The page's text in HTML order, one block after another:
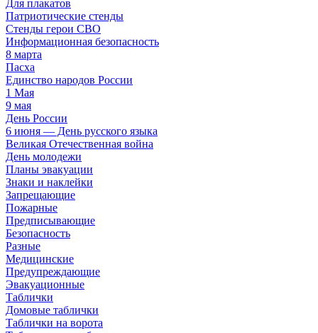
Для плакатов
Патриотические стенды
Стенды герои СВО
Информационная безопасность
8 марта
Пасха
Единство народов России
1 Мая
9 мая
День России
6 июня — День русского языка
Великая Отечественная война
День молодежи
Планы эвакуации
Знаки и наклейки
Запрещающие
Пожарные
Предписывающие
Безопасность
Разные
Медицинские
Предупреждающие
Эвакуационные
Таблички
Домовые таблички
Таблички на ворота